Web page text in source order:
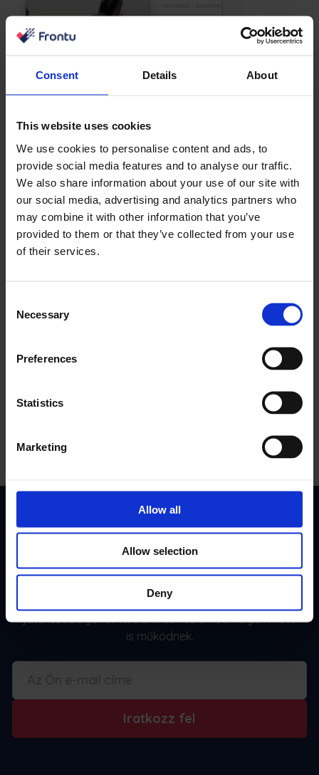
Consent Details About
This website uses cookies
We use cookies to personalise content and ads, to
provide social media features and to analyse our traffic.
We also share information about your use of our site with
our social media, advertising and analytics partners who
may combine it with other information that you’ve
provided to them or that they’ve collected from your use
of their services.
Selection
Necessary
Preferences
Statistics
Marketing
Allow all
Allow selection
Deny
A valós idejű betekintés révén a járművek az utakon
Csapata havi előnye
Csatlakozzon 10,000+ FSM vezetőhöz. Iratkozzon fel
esettanulmányokat, sikertörténeteket és
játékszabályokat találunk és közlünk, amelyek most
is működnek.
Iratkozz fel